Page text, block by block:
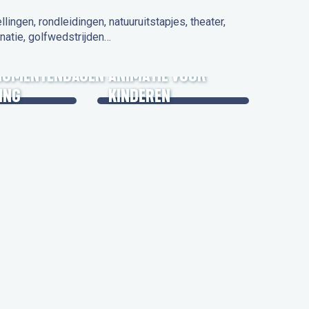
rondleidingen, natuuruitstapjes, theater,
golfwedstrijden…
ANIMATIE VOOR
KINDEREN